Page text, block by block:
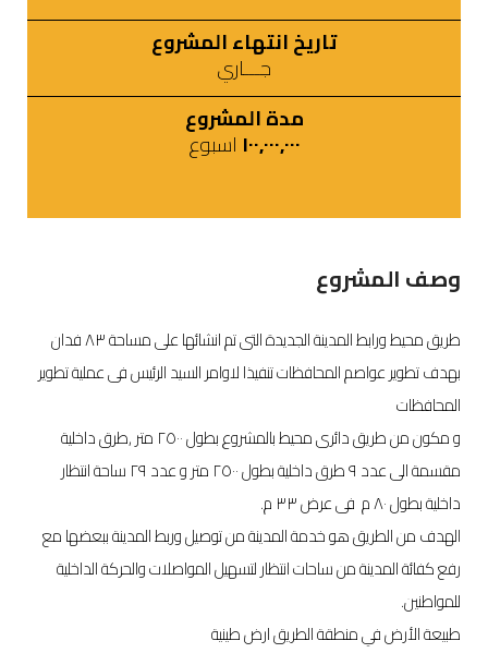
تاريخ انتهاء المشروع
جـــاري
مدة المشروع
١٠٠,٠٠٠,٠٠٠ اسبوع
وصف المشروع
طريق محيط ورابط المدينة الجديدة التى تم انشائها على مساحة ٨٣ فدان
بهدف تطوير عواصم المحافظات تنفيذا لاوامر السيد الرئيس فى عملية تطوير
المحافظات
و مكون من طريق دائرى محيط بالمشروع بطول ٢٥٠٠ متر ,طرق داخلية
مقسمة الى عدد ٩ طرق داخلية بطول ٢٥٠٠ متر و عدد ٢٩ ساحة انتظار
داخلية بطول ٨٠ م فى عرض ٣٣ م.
الهدف من الطريق هو خدمة المدينة من توصيل وربط المدينة ببعضها مع
رفع كفائة المدينة من ساحات انتظار لتسهيل المواصلات والحركة الداخلية
للمواطنين.
طبيعة الأرض في منطقة الطريق ارض طينية